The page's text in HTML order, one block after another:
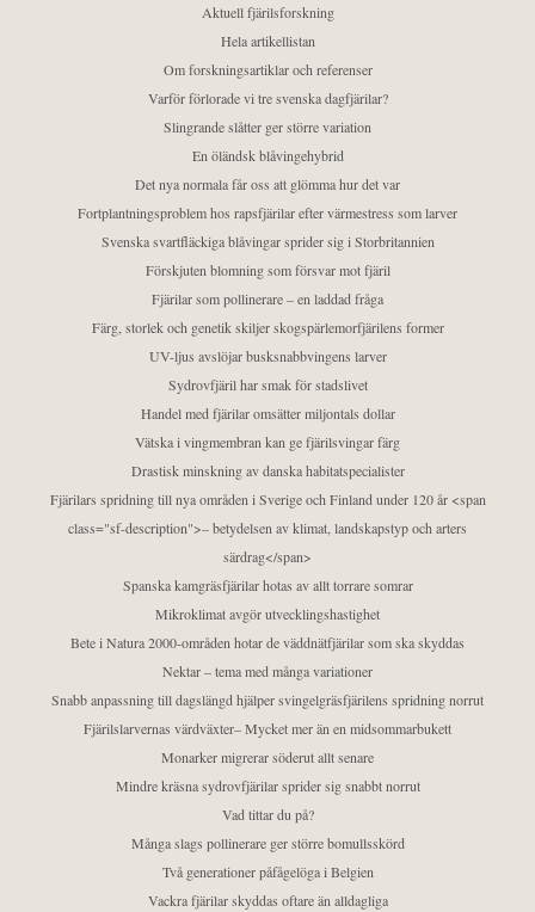
Aktuell fjärilsforskning
Hela artikellistan
Om forskningsartiklar och referenser
Varför förlorade vi tre svenska dagfjärilar?
Slingrande slåtter ger större variation
En öländsk blåvingehybrid
Det nya normala får oss att glömma hur det var
Fortplantningsproblem hos rapsfjärilar efter värmestress som larver
Svenska svartfläckiga blåvingar sprider sig i Storbritannien
Förskjuten blomning som försvar mot fjäril
Fjärilar som pollinerare – en laddad fråga
Färg, storlek och genetik skiljer skogspärlemorfjärilens former
UV-ljus avslöjar busksnabbvingens larver
Sydrovfjäril har smak för stadslivet
Handel med fjärilar omsätter miljontals dollar
Vätska i vingmembran kan ge fjärilsvingar färg
Drastisk minskning av danska habitatspecialister
Fjärilars spridning till nya områden i Sverige och Finland under 120 år <span
class="sf-description">– betydelsen av klimat, landskapstyp och arters
särdrag</span>
Spanska kamgräsfjärilar hotas av allt torrare somrar
Mikroklimat avgör utvecklingshastighet
Bete i Natura 2000-områden hotar de väddnätfjärilar som ska skyddas
Nektar – tema med många variationer
Snabb anpassning till dagslängd hjälper svingelgräsfjärilens spridning norrut
Fjärilslarvernas värdväxter– Mycket mer än en midsommarbukett
Monarker migrerar söderut allt senare
Mindre kräsna sydrovfjärilar sprider sig snabbt norrut
Vad tittar du på?
Många slags pollinerare ger större bomullsskörd
Två generationer påfågelöga i Belgien
Vackra fjärilar skyddas oftare än alldagliga